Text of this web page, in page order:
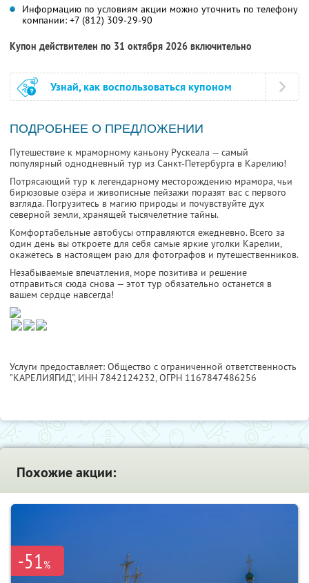
Информацию по условиям акции можно уточнить по телефону
компании: +7 (812) 309-29-90
Купон действителен по 31 октября 2026 включительно
Узнай, как воспользоваться купоном
ПОДРОБНЕЕ О ПРЕДЛОЖЕНИИ
Путешествие к мраморному каньону Рускеала — самый
популярный однодневный тур из Санкт-Петербурга в Карелию!
Потрясающий тур к легендарному месторождению мрамора, чьи
бирюзовые озёра и живописные пейзажи поразят вас с первого
взгляда. Погрузитесь в магию природы и почувствуйте дух
северной земли, хранящей тысячелетние тайны.
Комфортабельные автобусы отправляются ежедневно. Всего за
один день вы откроете для себя самые яркие уголки Карелии,
окажетесь в настоящем раю для фотографов и путешественников.
Незабываемые впечатления, море позитива и решение
отправиться сюда снова — этот тур обязательно останется в
вашем сердце навсегда!
Услуги предоставляет: Общество с ограниченной ответственность
"КАРЕЛИЯГИД", ИНН 7842124232, ОГРН 1167847486256
Похожие акции:
-51%